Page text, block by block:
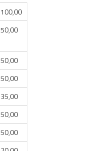
100,00
50,00
50,00
50,00
35,00
50,00
50,00